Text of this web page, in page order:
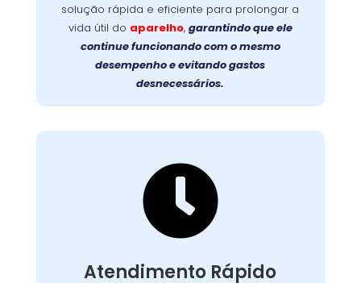
solução rápida e eficiente para prolongar a
vida útil do aparelho, garantindo que ele
continue funcionando com o mesmo
desempenho e evitando gastos
desnecessários.
escolha inteligente:
prolongue a vida útil da
sua lava-louças com um reparo profissional e
de qualidade!

Atendimento Rápido
Suporte Ágil e Eficiente
Com equipes preparadas e logística eficiente,
chegamos até você com agilidade, em
região metropolitana
atendimento é planejado para solucionar o